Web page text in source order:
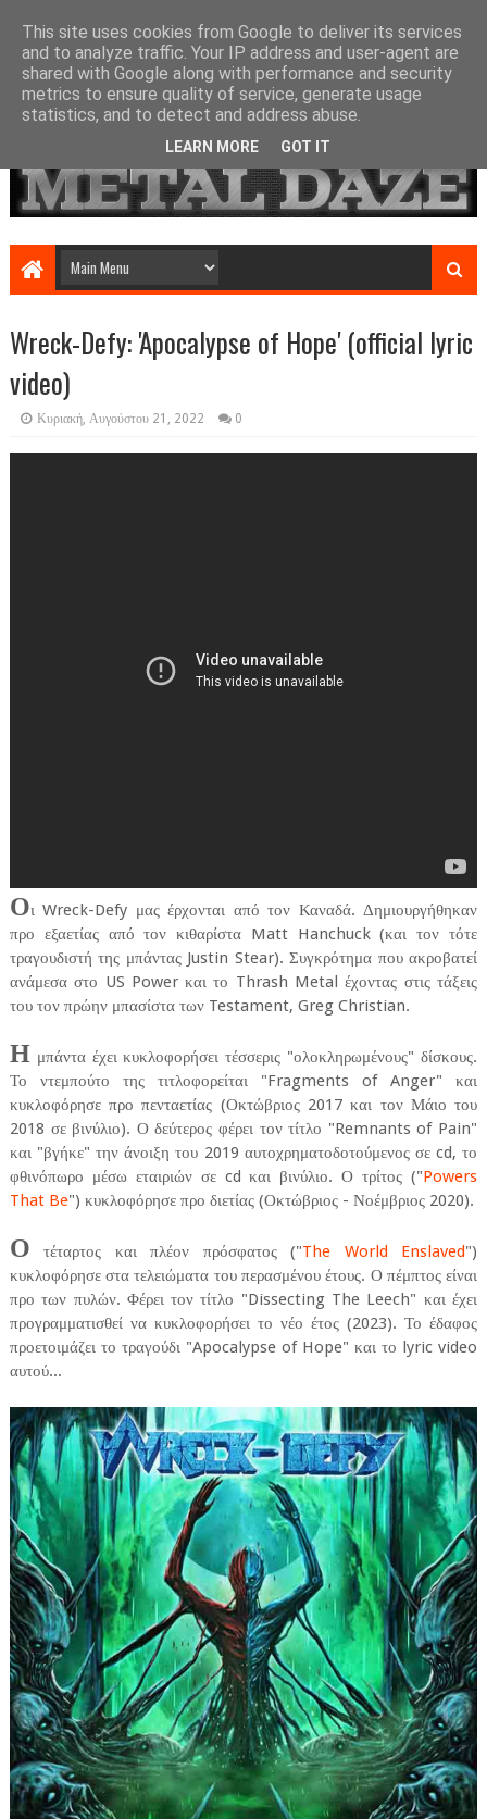
Wreck-Defy: 'Apocalypse of Hope' (official lyric
video)
Κυριακή, Αυγούστου 21, 2022 0
Οι Wreck-Defy μας έρχονται από τον Καναδά. Δημιουργήθηκαν
προ εξαετίας από τον κιθαρίστα Matt Hanchuck (και τον τότε
τραγουδιστή της μπάντας Justin Stear). Συγκρότημα που ακροβατεί
ανάμεσα στο US Power και το Thrash Metal έχοντας στις τάξεις
του τον πρώην μπασίστα των Testament, Greg Christian.
Ημπάντα έχει κυκλοφορήσει τέσσερις "ολοκληρωμένους" δίσκους.
Το ντεμπούτο της τιτλοφορείται "Fragments of Anger" και
κυκλοφόρησε προ πενταετίας (Οκτώβριος 2017 και τον Μάιο του
2018 σε βινύλιο). Ο δεύτερος φέρει τον τίτλο "Remnants of Pain"
και "βγήκε" την άνοιξη του 2019 αυτοχρηματοδοτούμενος σε cd, το
φθινόπωρο μέσω εταιριών σε cd και βινύλιο. Ο τρίτος ("Powers
That Be") κυκλοφόρησε προ διετίας (Οκτώβριος - Νοέμβριος 2020).
Ο τέταρτος και πλέον πρόσφατος ("The World Enslaved")
κυκλοφόρησε στα τελειώματα του περασμένου έτους. Ο πέμπτος είναι
προ των πυλών. Φέρει τον τίτλο "Dissecting The Leech" και έχει
προγραμματισθεί να κυκλοφορήσει το νέο έτος (2023). Το έδαφος
προετοιμάζει το τραγούδι "Apocalypse of Hope" και το lyric video
αυτού...
This site uses cookies from Google to deliver its services
and to analyze traffic. Your IP address and user-agent are
shared with Google along with performance and security
metrics to ensure quality of service, generate usage
statistics, and to detect and address abuse.
LEARN MORE GOT IT